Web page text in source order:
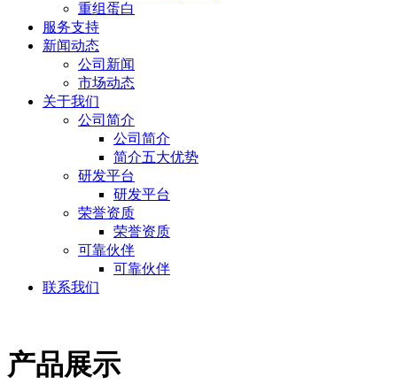
重组蛋白
服务支持
新闻动态
公司新闻
市场动态
关于我们
公司简介
公司简介
简介五大优势
研发平台
研发平台
荣誉资质
荣誉资质
可靠伙伴
可靠伙伴
联系我们
产品展示